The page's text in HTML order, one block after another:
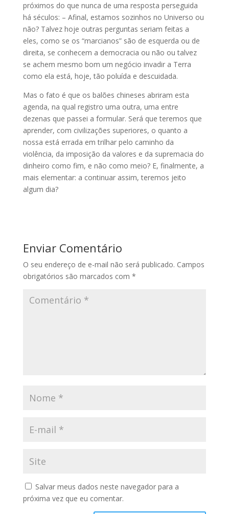
próximos do que nunca de uma resposta perseguida
há séculos: – Afinal, estamos sozinhos no Universo ou
não? Talvez hoje outras perguntas seriam feitas a
eles, como se os “marcianos” são de esquerda ou de
direita, se conhecem a democracia ou não ou talvez
se achem mesmo bom um negócio invadir a Terra
como ela está, hoje, tão poluída e descuidada.
Mas o fato é que os balões chineses abriram esta
agenda, na qual registro uma outra, uma entre
dezenas que passei a formular. Será que teremos que
aprender, com civilizações superiores, o quanto a
nossa está errada em trilhar pelo caminho da
violência, da imposição da valores e da supremacia do
dinheiro como fim, e não como meio? E, finalmente, a
mais elementar: a continuar assim, teremos jeito
algum dia?
Enviar Comentário
O seu endereço de e-mail não será publicado. Campos
obrigatórios são marcados com *
Salvar meus dados neste navegador para a
próxima vez que eu comentar.